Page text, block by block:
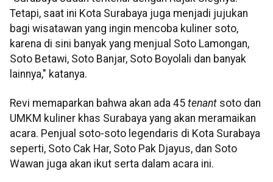
Tetapi, saat ini Kota Surabaya juga menjadi jujukan
bagi wisatawan yang ingin mencoba kuliner soto,
karena di sini banyak yang menjual Soto Lamongan,
Soto Betawi, Soto Banjar, Soto Boyolali dan banyak
lainnya," katanya.
Revi memaparkan bahwa akan ada 45 tenant soto dan
UMKM kuliner khas Surabaya yang akan meramaikan
acara. Penjual soto-soto legendaris di Kota Surabaya
seperti, Soto Cak Har, Soto Pak Djayus, dan Soto
Wawan juga akan ikut serta dalam acara ini.